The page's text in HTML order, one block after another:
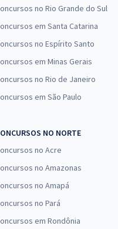
no Rio Grande do Sul
em Santa Catarina
no Espírito Santo
em Minas Gerais
no Rio de Janeiro
em São Paulo
NO NORTE
no Acre
no Amazonas
no Amapá
no Pará
em Rondônia